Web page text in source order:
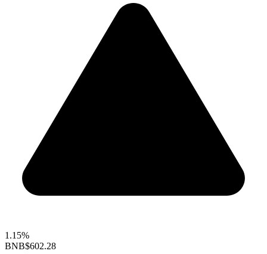
1.15%
BNB$602.28